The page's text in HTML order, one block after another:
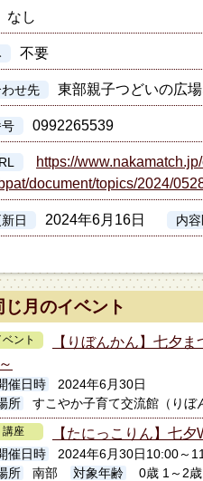
なし
不要
せ先 東部親子つどいの広
0992265539
https://
document/topics/2024/
日 2024年6月16日 内
じ月のイベント
ベント
【りぼんかん】七夕
催日時
2024年6月30日
所
すこやか子育て交流館（りぼ
講座 【たにっこりん】七夕
催日時
2024年6月30日10:00
所
南部 対象年齢 0歳 1～2